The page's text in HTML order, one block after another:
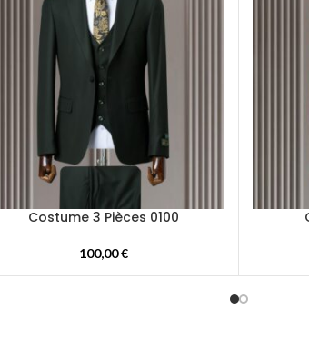
Costume 3 Pièces 0100
100,00€